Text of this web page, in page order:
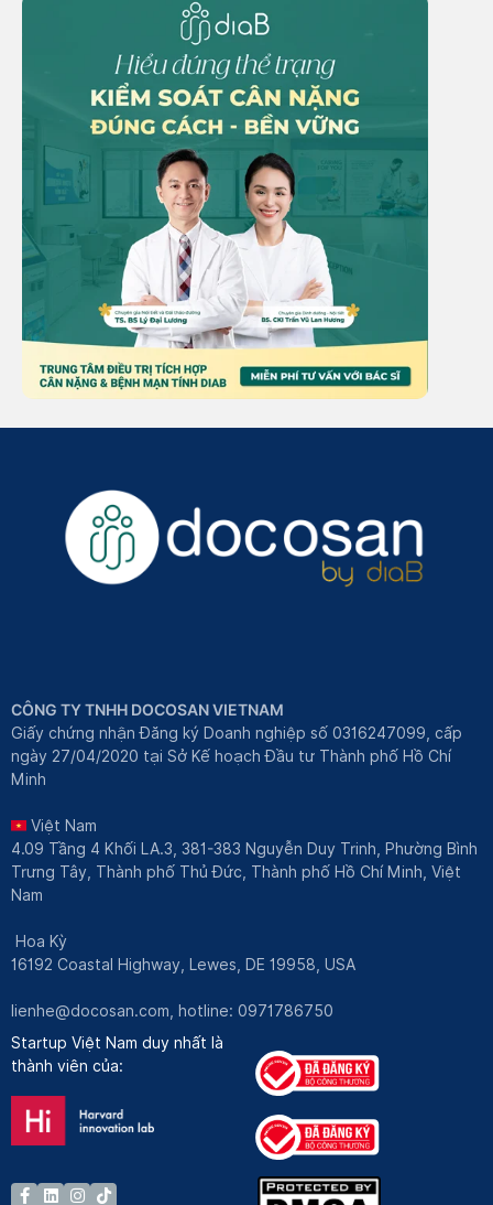
CÔNG TY TNHH DOCOSAN VIETNAM
Giấy chứng nhận Đăng ký Doanh nghiệp số 0316247099, cấp
ngày 27/04/2020 tại Sở Kế hoạch Đầu tư Thành phố Hồ Chí
Minh
Việt Nam
4.09 Tầng 4 Khối LA.3, 381-383 Nguyễn Duy Trinh, Phường Bình
Trưng Tây, Thành phố Thủ Đức, Thành phố Hồ Chí Minh, Việt
Nam
Hoa Kỳ
16192 Coastal Highway, Lewes, DE 19958, USA
lienhe@docosan.com , hotline: 0971786750
Startup Việt Nam duy nhất là
thành viên của: